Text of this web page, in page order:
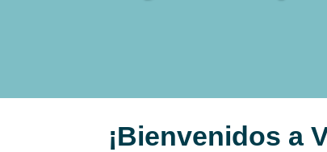
¡Bienvenidos a